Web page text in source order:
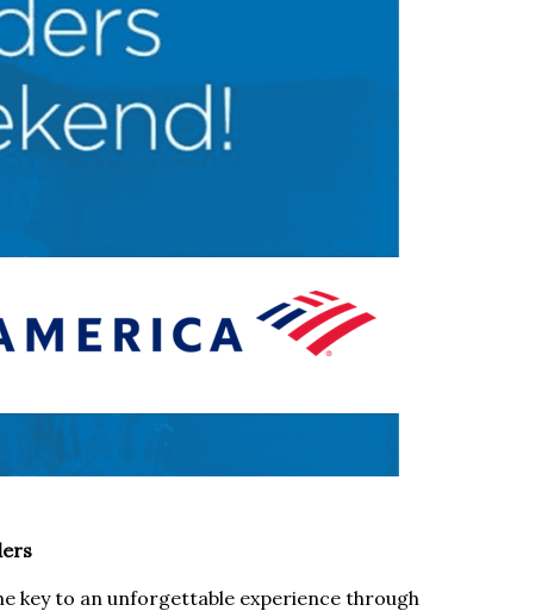
key to an unforgettable experience through